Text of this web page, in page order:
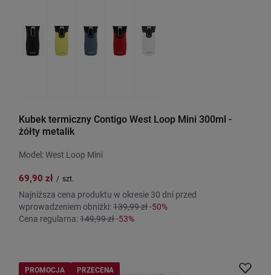
Kubek termiczny Contigo West Loop Mini 300ml -
żółty metalik
Model: West Loop Mini
69,90 zł / szt.
Najniższa cena produktu w okresie 30 dni przed
wprowadzeniem obniżki:139,99 zł-50%
Cena regularna:149,99 zł-53%
PROMOCJA PRZECENA